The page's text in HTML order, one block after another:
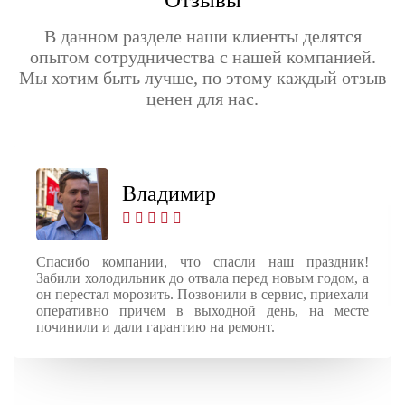
В данном разделе наши клиенты делятся
опытом сотрудничества с нашей компанией.
Мы хотим быть лучше, по этому каждый отзыв
ценен для нас.
Владимир
Спасибо компании, что спасли наш праздник!
Забили холодильник до отвала перед новым годом, а
он перестал морозить. Позвонили в сервис, приехали
оперативно причем в выходной день, на месте
починили и дали гарантию на ремонт.